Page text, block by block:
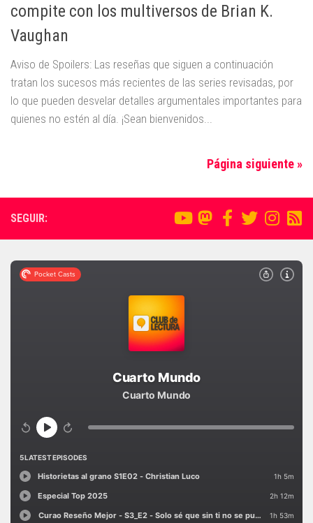
compite con los multiversos de Brian K.
Vaughan
Aviso de Spoilers: Las reseñas que siguen a continuación
tratan los sucesos más recientes de las series revisadas, por
lo que pueden desvelar detalles argumentales importantes para
quienes no estén al día. ¡Sean bienvenidos...
Página siguiente »
SEGUIR: